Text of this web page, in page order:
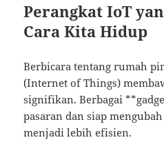
Perangkat IoT
Cara Kita Hidup
Berbicara tentang rumah
(Internet of Things)
signifikan. Berbagai
pasaran dan siap
menjadi lebih efisien.